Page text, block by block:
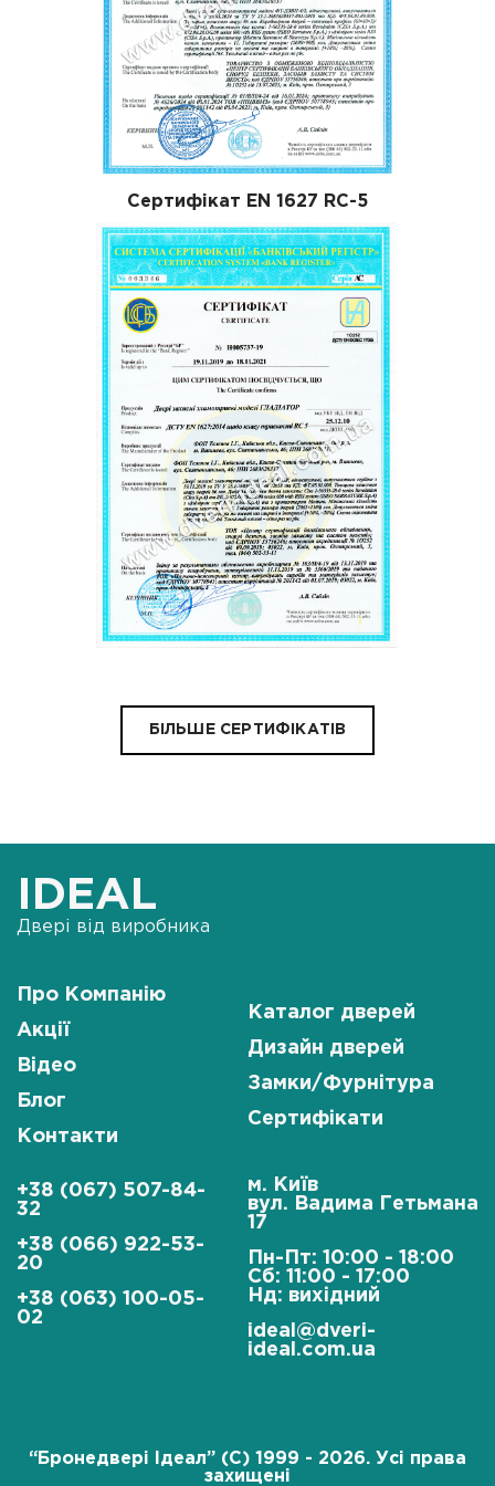
Сертифікат EN 1627 RC-5
БІЛЬШЕ СЕРТИФІКАТІВ
IDEAL
Двері від виробника
Про Компанію
Акції
Відео
Блог
Контакти
Каталог дверей
Дизайн дверей
Замки/Фурнітура
Сертифікати
+38 (067) 507-84-
32
+38 (066) 922-53-
20
+38 (063) 100-05-
02
м. Київ
вул. Вадима Гетьмана
17
Пн-Пт: 10:00 - 18:00
Сб: 11:00 - 17:00
Нд: вихідний
ideal@dveri-
ideal.com.ua
“Бронедвері Ідеал” (C) 1999 - 2026. Усі права
захищені